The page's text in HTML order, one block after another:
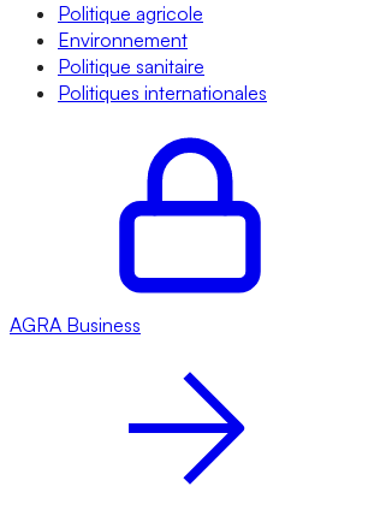
Politique agricole
Environnement
Politique sanitaire
Politiques internationales
AGRA Business